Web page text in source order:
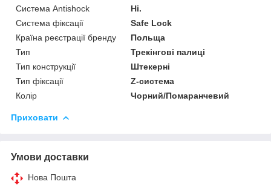
Система Antishock
Ні.
Система фіксації
Safe Lock
Країна реєстрації бренду
Польща
Тип
Трекінгові палиці
Тип конструкції
Штекерні
Тип фіксації
Z-система
Колір
Чорний/Помаранчевий
Приховати
Умови доставки
Нова Пошта